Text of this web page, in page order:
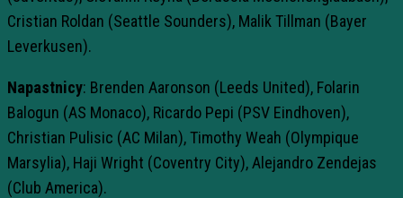
Cristian Roldan (Seattle Sounders), Malik Tillman (Bayer
Leverkusen).
Napastnicy: Brenden Aaronson (Leeds United), Folarin
Balogun (AS Monaco), Ricardo Pepi (PSV Eindhoven),
Christian Pulisic (AC Milan), Timothy Weah (Olympique
Marsylia), Haji Wright (Coventry City), Alejandro Zendejas
(Club America).